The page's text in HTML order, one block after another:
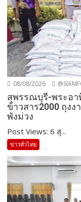
08/08/2026
สุพรรณบุรี-พระอ
ข้าวสาร2000 ถุง
พังม่วง
Post Views: 6 สุ...
ข่าวทั่วไทย